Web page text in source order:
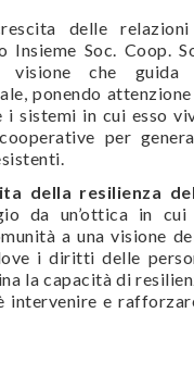
delle
Soc. Coop.
visione che guida
ponendo
sistemi in cui esso
per
della resilienza
da un’ottica in cui
a una visione
i diritti delle
la capacità di
intervenire e